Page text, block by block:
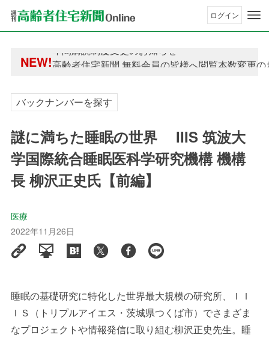
ログイン
NEW!高齢者住宅新聞 無料会員の皆様へ閲覧本数変更
高齢者住宅新聞 無料会員の皆様へ閲覧本数変更
バックナンバーを探す
謎に満ちた睡眠の世界 IIIS 筑波大
学国際統合睡眠医科学研究機構 機構
長 柳沢正史氏【前編】
医療
2022年11月26日
睡眠の基礎研究に特化した世界最大規模の研究所、ＩＩ
ＩＳ（トリプルアイエス・茨城県つくば市）でさまざま
なプロジェクトや情報発信に取り組む柳沢正史先生。睡